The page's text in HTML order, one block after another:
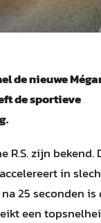
de nieuwe
de sportieve
R.S. zijn bekend.
in
25 seconden is
een